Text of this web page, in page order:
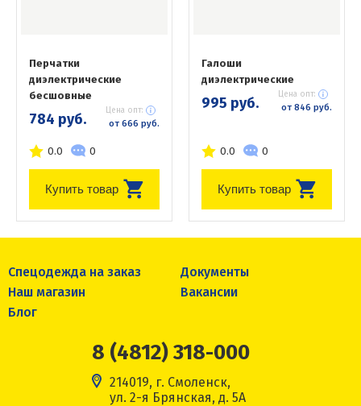
Перчатки
диэлектрические
бесшовные
784 руб. Цена опт:
от 666 руб.
0.0 0
Купить товар
Галоши
диэлектрические
995 руб. Цена опт:
от 846 руб.
0.0 0
Купить товар
Спецодежда на заказ
Документы
Наш магазин
Вакансии
Блог
8 (4812) 318-000
214019, г. Смоленск,
ул. 2-я Брянская, д. 5А